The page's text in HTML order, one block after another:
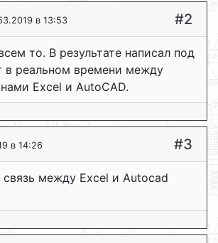
в 13:53 #2
то. В результате написал под
в реальном времени между
Excel и AutoCAD.
в 14:26 #3
между Excel и Autocad